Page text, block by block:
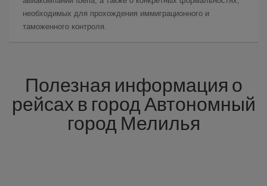
необходимых для прохождения иммиграционного и
таможенного контроля.
Полезная информация о
рейсах в город Автономный
город Мелилья